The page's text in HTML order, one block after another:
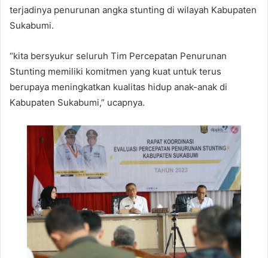
terjadinya penurunan angka stunting di wilayah Kabupaten
Sukabumi.
“kita bersyukur seluruh Tim Percepatan Penurunan
Stunting memiliki komitmen yang kuat untuk terus
berupaya meningkatkan kualitas hidup anak-anak di
Kabupaten Sukabumi,” ucapnya.